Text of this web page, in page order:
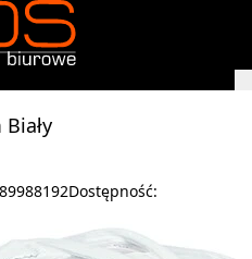
Dostępność: